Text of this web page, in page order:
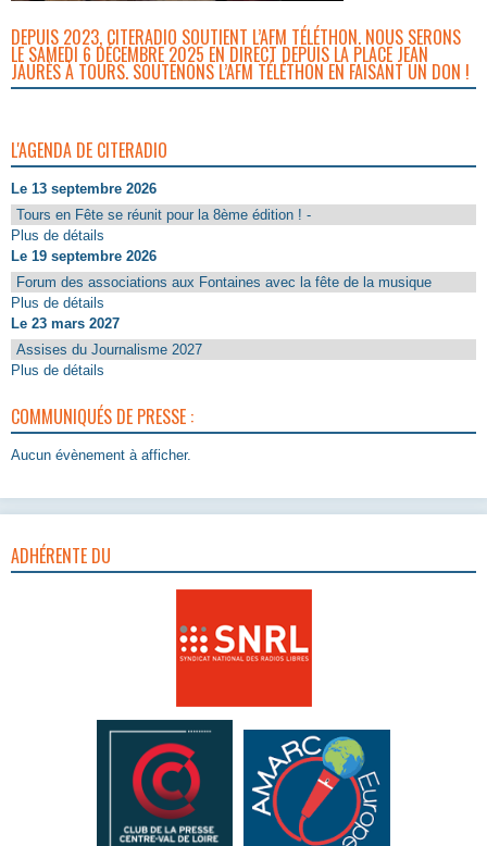
DEPUIS 2023, CITERADIO SOUTIENT L’AFM TÉLÉTHON. NOUS SERONS
LE SAMEDI 6 DÉCEMBRE 2025 EN DIRECT DEPUIS LA PLACE JEAN
JAURÈS À TOURS. SOUTENONS L’AFM TÉLÉTHON EN FAISANT UN DON !
L'AGENDA DE CITERADIO
Le 13 septembre 2026
Tours en Fête se réunit pour la 8ème édition ! -
Plus de détails
Le 19 septembre 2026
Forum des associations aux Fontaines avec la fête de la musique
Plus de détails
Le 23 mars 2027
Assises du Journalisme 2027
Plus de détails
COMMUNIQUÉS DE PRESSE :
Aucun évènement à afficher.
ADHÉRENTE DU